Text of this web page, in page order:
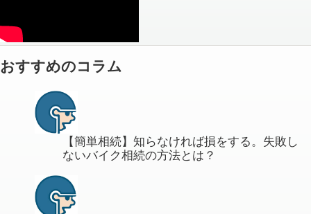
おすすめのコラム
【簡単相続】知らなければ損をする。失敗し
ないバイク相続の方法とは？